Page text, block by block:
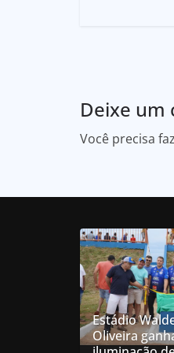
Deixe um
Você precisa
Estádio
Oliveira